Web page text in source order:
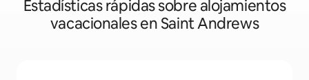
Estadísticas rápidas sobre alojamientos
vacacionales en Saint Andrews